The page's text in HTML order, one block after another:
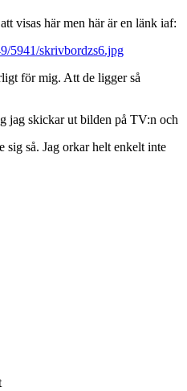
visas här men här är en länk iaf:
5941/skrivbordzs6.jpg
för mig. Att de ligger så
jag skickar ut bilden på TV:n och
sig så. Jag orkar helt enkelt inte